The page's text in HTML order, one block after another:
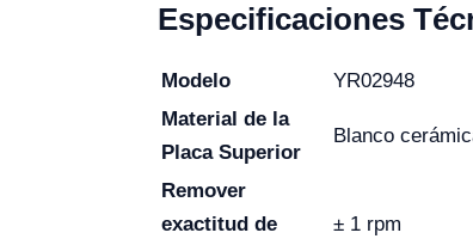
Especificaciones
Modelo
YR02948
Material de la
Placa Superior
Blanco
Remover
exactitud de
± 1 rpm